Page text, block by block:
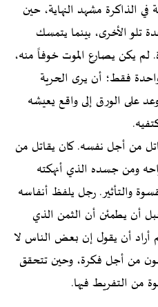
في الذاكرة مشهد النهاية، حين
تلو الأخرى، بينما يتمسك
لم يكن يصارع الموت خوفاً منه،
فقط؛ أن يرى الحرية
على الورق إلى واقع يعيشه
من أجل نفسه. كان يقاتل من
ومن جسده الذي أنهكته
والتأثير. رجل يلفظ أنفاسه
أن يطمئن أن الثمن الذي
أراد أن يقول إن بعض الناس لا
من أجل فكرة، وحين تتحقق
من التفريط فيها.